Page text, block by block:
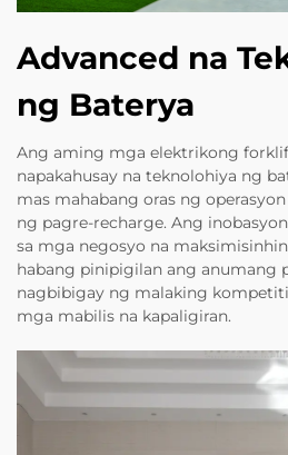
Advanced na
ng Baterya
Ang aming mga elektrikong
napakahusay na teknolohiya ng
mas mahabang oras ng
ng pagre-recharge. Ang
sa mga negosyo na
habang pinipigilan ang anumang
nagbibigay ng malaking
mga mabilis na kapaligiran.